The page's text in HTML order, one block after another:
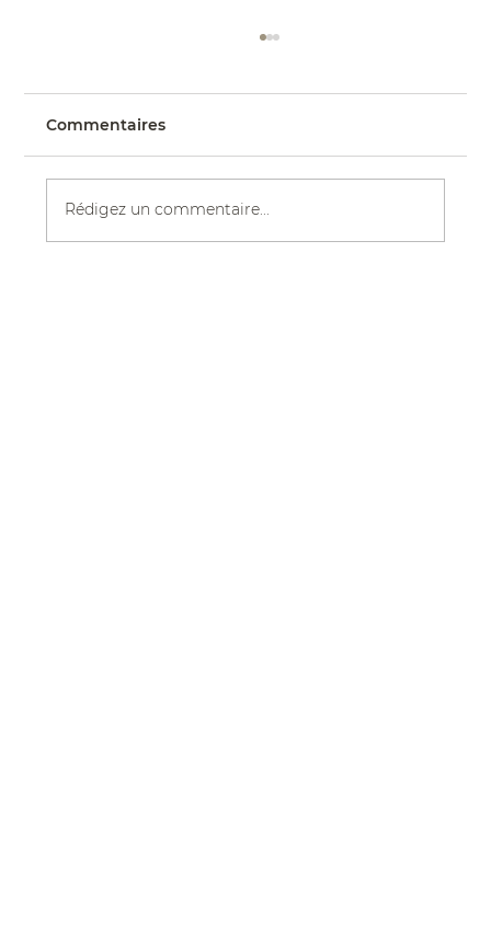
Commentaires
Rédigez un commentaire...